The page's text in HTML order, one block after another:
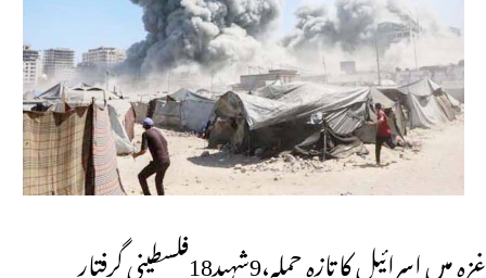
غزہ میں اسرائیل کا تازہ حملہ،9شہید18فلسطینی گرفتار